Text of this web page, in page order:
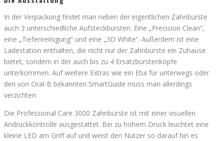
In der Verpackung findet man neben der eigentlichen Zahnbürste
auch 3 unterschiedliche Aufsteckbürsten. Eine „Precision Clean“,
eine „Tiefenreinigung“ und eine „3D White“. Außerdem ist eine
Ladestation enthalten, die nicht nur der Zahnbürste ein Zuhause
bietet, sondern in der auch bis zu 4 Ersatzbürstenköpfe
unterkommen. Auf weitere Extras wie ein Etui für unterwegs oder
den von Oral-B bekannten SmartGuide muss man allerdings
verzichten.
Die Professional Care 3000 Zahnbürste ist mit einer visuellen
Andruckkontrolle ausgestattet. Bei zu hohem Druck leuchtet eine
kleine LED am Griff auf und weist den Nutzer so darauf hin es